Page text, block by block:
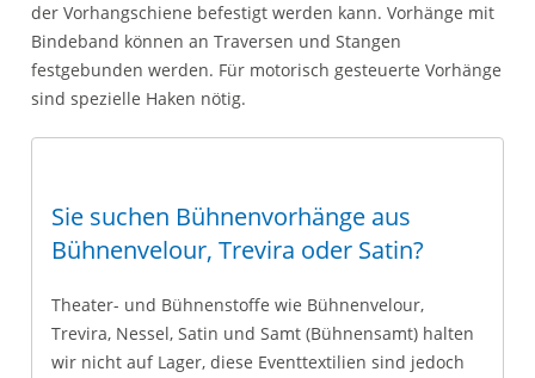
der Vorhangschiene befestigt werden kann. Vorhänge mit
Bindeband können an Traversen und Stangen
festgebunden werden. Für motorisch gesteuerte Vorhänge
sind spezielle Haken nötig.
Sie suchen Bühnenvorhänge aus
Bühnenvelour, Trevira oder Satin?
Theater- und Bühnenstoffe wie Bühnenvelour,
Trevira, Nessel, Satin und Samt (Bühnensamt) halten
wir nicht auf Lager, diese Eventtextilien sind jedoch